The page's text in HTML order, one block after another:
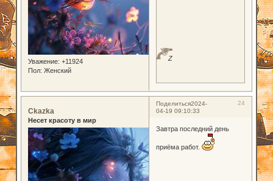
Уважение: +11924
Пол: Женский
Z
Поделиться 24
2024-
04-19 09:10:33
Ckazka
Несет красоту в мир
Завтра последний день
приёма работ.